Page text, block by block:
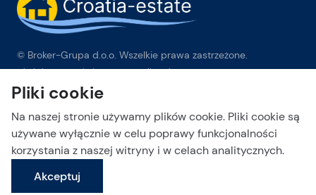
Wyślij zapytanie
© Broker-Grupa d.o.o. Wszelkie prawa zastrzeżone.
Obala kneza Branimira 1, 21000 Split-Phone: +385 98 384 007
Broker-grupa d.o.o. jest wyłącznym członkiem Forbes Global
Properties w Chorwacji. Forbes® jest zarejestrowanym
znakiem towarowym używanym na podstawie licencji.
This site is protected by reCAPTCHA and the Google Privacy Policy
Pliki cookie
Na naszej stronie używamy plików cookie. Pliki cookie są
używane wyłącznie w celu poprawy funkcjonalności
korzystania z naszej witryny i w celach analitycznych.
Akceptuj